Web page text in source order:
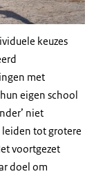
keuzes
met
eigen school
niet
tot grotere
voortgezet
doel om